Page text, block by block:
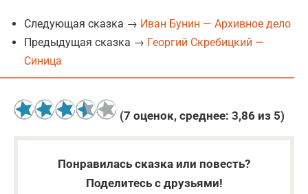
Следующая сказка → Иван Бунин — Архивное дело
Предыдущая сказка → Георгий Скребицкий —
Синица
(7 оценок, среднее: 3,86 из 5)
Понравилась сказка или повесть?
Поделитесь с друзьями!